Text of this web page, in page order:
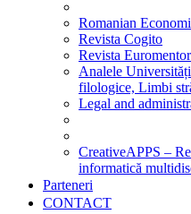
Romanian
Revista Cogito
Revista Euromentor
Analele
filologice, Limbi
Legal and
CreativeAPPS –
informatică
Parteneri
CONTACT